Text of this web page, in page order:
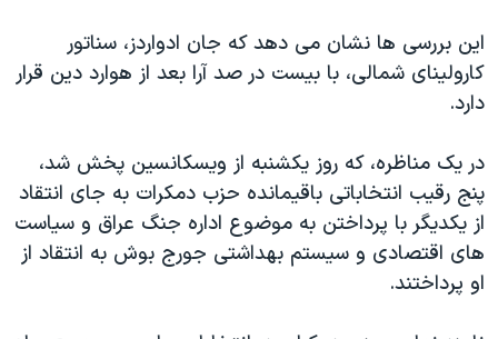
گالری عکس
آرشیو پخش زنده
اعتراضات زن، زندگی، آزادی
مجموعه مستندهای دادخواهی
دادگاه حمید نوری
چهل سال گروگان‌گیری
قانون شفافیت دارائی کادر رهبری ایران
اين بررسی ها نشان می دهد که جان ادواردز، سناتور
کارولينای شمالی، با بيست در صد آرا بعد از هوارد دين قرار
دارد.
در يک مناظره، که روز يکشنبه از ويسکانسين پخش شد،
پنج رقيب انتخاباتی باقيمانده حزب دمکرات به جای انتقاد
از يکديگر با پرداختن به موضوع اداره جنگ عراق و سياست
های اقتصادی و سيستم بهداشتی جورج بوش به انتقاد از
او پرداختند.